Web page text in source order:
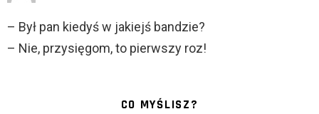
– Był pan kiedyś w jakiejś bandzie?
– Nie, przysięgom, to pierwszy roz!
CO MYŚLISZ?